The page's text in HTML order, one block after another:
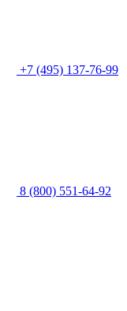
+7 (495) 137-76-99
8 (800) 551-64-92